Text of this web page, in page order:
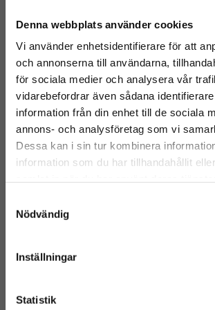
Denna webbplats använder cookies
Vi använder enhetsidentifierare för att
och annonserna till användarna,
för sociala medier och analysera vår
vidarebefordrar även sådana
information från din enhet till de sociala
annons- och analysföretag som vi
Dessa kan i sin tur kombinera
information som du har tillhandahållit
Nödvändig
Inställningar
Statistik
HorseGuard Fillis
Stigbygel
​Traditionella engelska
stigbyglar med en klassisk
design i en rostfri mörk
metal-finish
699 kr
Lägg till i
Prenumerera på
nyhetsbrev
Det allra senaste direkt i din inkorg